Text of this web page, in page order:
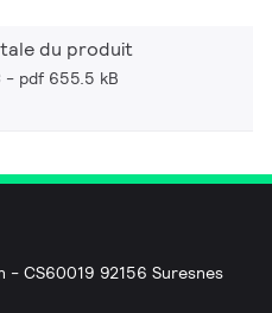
du produit
pdf 655.5 kB
- CS60019 92156 Suresnes